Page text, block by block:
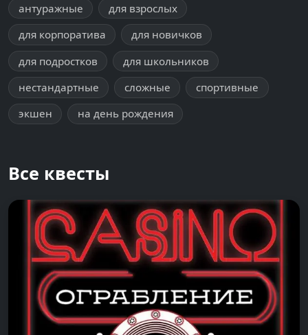
антуражные
для взрослых
для корпоратива
для новичков
для подростков
для школьников
нестандартные
сложные
спортивные
экшен
на день рождения
Все квесты